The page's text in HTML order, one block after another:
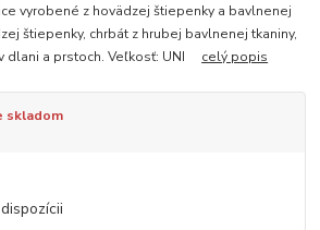
vyrobené z hovädzej štiepenky a bavlnenej
štiepenky, chrbát z hrubej bavlnenej tkaniny,
dlani a prstoch. Veľkosť: UNI celý popis
skladom